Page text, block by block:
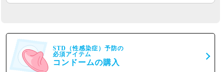
STD（性感染症）予防の
必須アイテム
コンドームの購入